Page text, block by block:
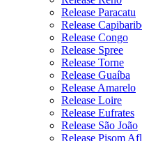
Release Paracatu
Release
Release Congo
Release Spree
Release Torne
Release Guaíba
Release Amarelo
Release Loire
Release Eufrates
Release São João
Release Pisom